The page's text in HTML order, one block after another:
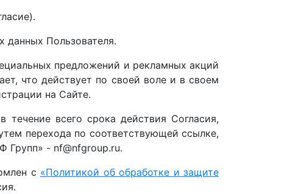
данных Пользователя.
предложений и рекламных акций
что действует по своей воле и в своем
на Сайте.
всего срока действия Согласия,
перехода по соответствующей ссылке,
Групп» - nf@nfgroup.ru.
с «Политикой об обработке и защите